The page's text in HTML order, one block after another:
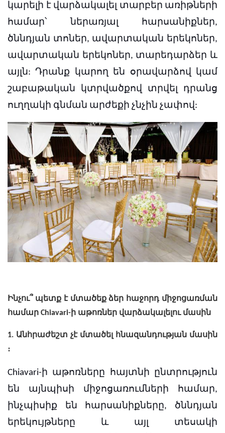
կարելի է վարձակալել տարբեր առիթների
համար՝ ներառյալ հարսանիքներ,
ծննդյան տոներ, ավարտական ​​երեկոներ,
ավարտական ​​երեկոներ, տարեդարձեր և
այլն: Դրանք կարող են օրավարձով կամ
շաբաթական կտրվածքով տրվել դրանց
ուղղակի գնման արժեքի չնչին չափով:
Ինչու՞ պետք է մտածեք ձեր հաջորդ միջոցառման
համար Chiavari-ի աթոռներ վարձակալելու մասին
1. Անհրաժեշտ չէ մտածել հնազանդության մասին
։
Chiavari-ի աթոռները հայտնի ընտրություն
են այնպիսի միջոցառումների համար,
ինչպիսիք են հարսանիքները, ծննդյան
երեկույթները և այլ տեսակի